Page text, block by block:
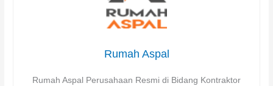
Rumah Aspal
Rumah Aspal Perusahaan Resmi di Bidang Kontraktor